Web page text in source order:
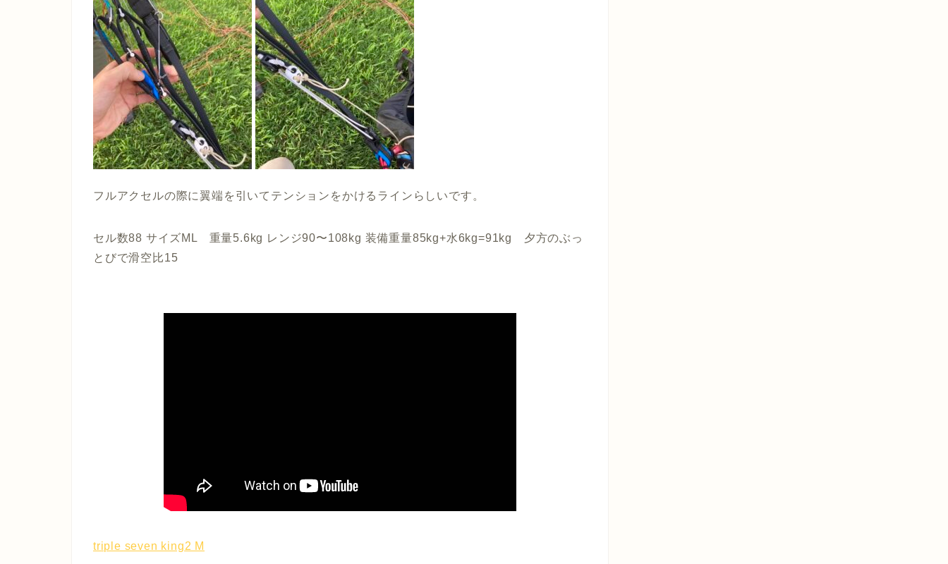
フルアクセルの際に翼端を引いてテンションをかけるラインらしいです。
セル数88 サイズML 重量5.6kg レンジ90〜108kg 装備重量85kg+水6kg=91kg 夕方のぶっ
とびで滑空比15
triple seven king2 M